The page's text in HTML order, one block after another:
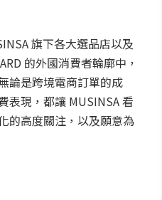
旗下各大選品店以及
的外國消費者輪廓中，
論是跨境電商訂單的成
表現，都讓 MUSINSA 看
的高度關注，以及願意為